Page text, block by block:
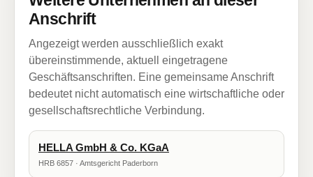
Anschrift
Angezeigt werden ausschließlich exakt
übereinstimmende, aktuell eingetragene
Geschäftsanschriften. Eine gemeinsame Anschrift
bedeutet nicht automatisch eine wirtschaftliche oder
gesellschaftsrechtliche Verbindung.
HELLA GmbH & Co. KGaA
HRB 6857 · Amtsgericht Paderborn